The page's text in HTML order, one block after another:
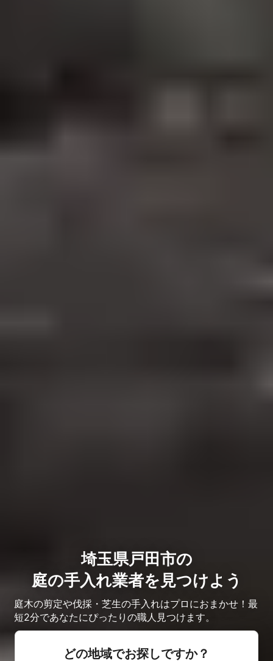
埼玉県戸田市の
庭の手入れ業者を見つけよう
庭木の剪定や伐採・芝生の手入れはプロにおまかせ！最
短2分であなたにぴったりの職人見つけます。
どの地域でお探しですか？